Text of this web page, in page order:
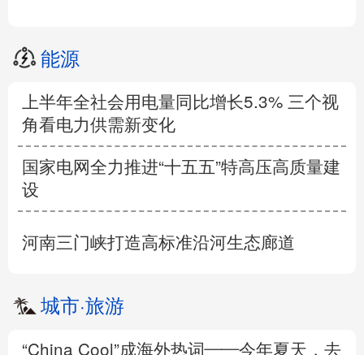
能源
上半年全社会用电量同比增长5.3% 三个视
角看电力供需新变化
国家电网全力推进“十五五”特高压高质量建
设
河南三门峡打造高标准沿河生态廊道
城市·旅游
“China Cool”成海外热词——今年夏天，去